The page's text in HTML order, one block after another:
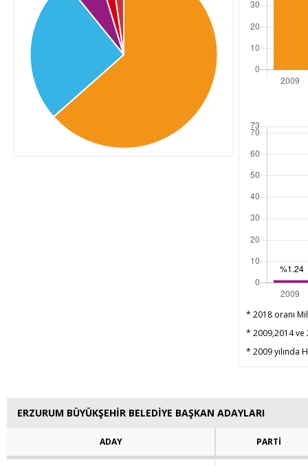
* 2018 oranı
* 2009,2014 ve
* 2009 yılında
ERZURUM BÜYÜKŞEHİR BELEDİYE BAŞKAN ADAYLARI
ADAY PARTİ